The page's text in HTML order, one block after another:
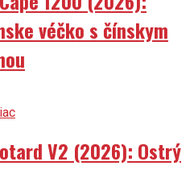
véčko s čínskym
V2 (2026): Ostrý